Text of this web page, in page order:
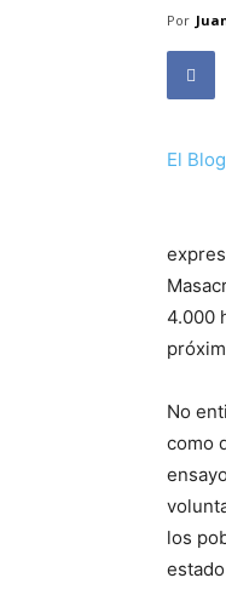
Por
El
4.000
No
como
los